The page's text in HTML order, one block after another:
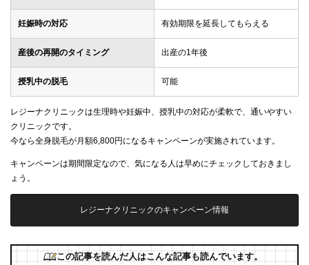
妊娠時の対応 有効期限を延長してもらえる
産後の再開のタイミング 出産の1年後
授乳中の脱毛 可能
レジーナクリニックは生理時や妊娠中、授乳中の対応が柔軟で、通いやすい
クリニックです。
今なら全身脱毛が月額6,800円になるキャンペーンが実施されています。
キャンペーンは期間限定なので、気になる人は早めにチェックしておきまし
ょう。
レジーナクリニックのキャンペーン情報
この記事を読んだ人はこんな記事も読んでいます。